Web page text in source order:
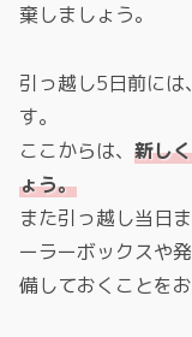
棄しましょう。
引っ越し5日前に
す。
ここからは、 新し
ょう。
また引っ越し当日
ーラーボックスや
備しておくことを